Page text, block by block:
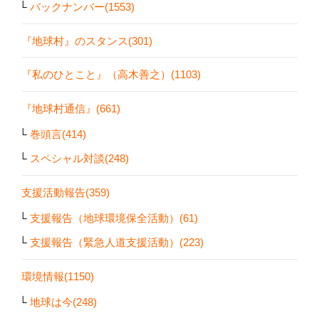
バックナンバー(1553)
『地球村』のスタンス(301)
『私のひとこと』（高木善之）(1103)
『地球村通信』(661)
巻頭言(414)
スペシャル対談(248)
支援活動報告(359)
支援報告（地球環境保全活動）(61)
支援報告（緊急人道支援活動）(223)
環境情報(1150)
地球は今(248)